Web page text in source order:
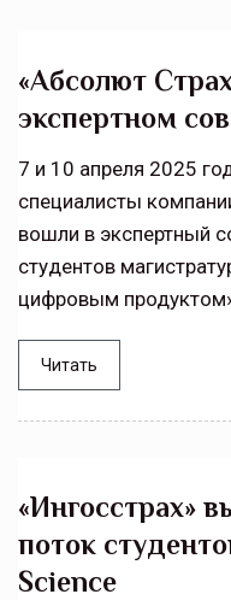
«Абсолют
экспертном
7 и 10 апреля 2025
специалисты
вошли в экспертный
студентов
цифровым
Читать
«Ингосстрах»
поток
Science